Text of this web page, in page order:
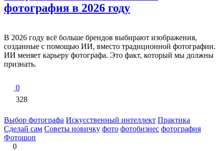
фотография в 2026 году
В 2026 году всё больше брендов выбирают изображения,
созданные с помощью ИИ, вместо традиционной фотографии.
ИИ меняет карьеру фотографа. Это факт, который мы должны
признать.
0
328
Выбор фотографа Искусственный интеллект Практика
Сделай сам Советы новичку фото фотобизнес фотография
Фотошоп
0